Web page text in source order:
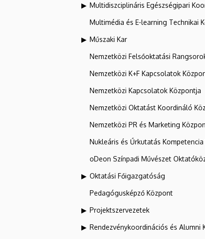
Multidiszciplináris Egészségipari
Multimédia és E-learning Technikai
Műszaki Kar
Nemzetközi Felsőoktatási
Nemzetközi K+F Kapcsolatok
Nemzetközi Kapcsolatok Központja
Nemzetközi Oktatást Koordináló
Nemzetközi PR és Marketing
Nukleáris és Űrkutatás
oDeon Színpadi Művészet
Oktatási Főigazgatóság
Pedagógusképző Központ
Projektszervezetek
Rendezvénykoordinációs és Alumni